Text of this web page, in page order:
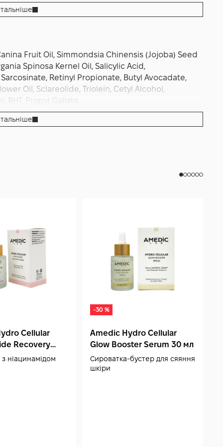
засобами з пероксидом бензоїлу; чергуйте
денний час обов’язково завершуйте рутину
Fruit Oil, Simmondsia Chinensis (Jojoba) Seed
Spinosa Kernel Oil, Salicylic Acid,
Retinyl Propionate, Butyl Avocadate,
Oil, Sclareolide, Triolein, Cetyl Alcohol,
Propyl Gallate.
Cellular
Recovery
млніацинамідом
-30 %
Amedic Hydro Cellular
Glow Booster Serum 30 мл
Сироватка-бустер для сяяння
шкіри